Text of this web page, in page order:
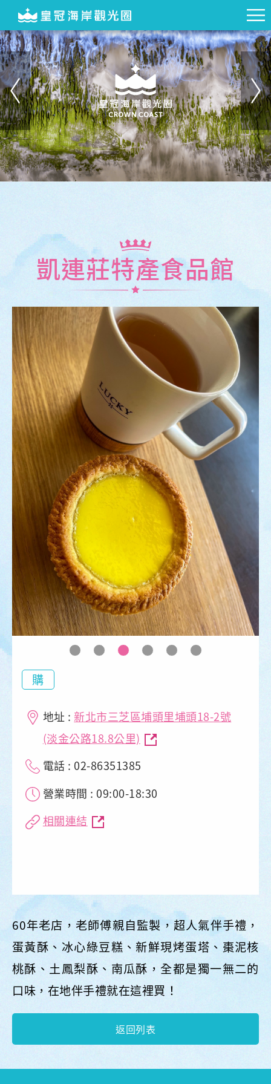
凱連莊特產食品館
購
地址 : 新北市三芝區埔頭里埔頭18-2號
(淡金公路18.8公里)
電話 : 02-86351385
營業時間 : 09:00-18:30
相關連結
60年老店，老師傅親自監製，超人氣伴手禮，
蛋黃酥、冰心綠豆糕、新鮮現烤蛋塔、棗泥核
桃酥、土鳳梨酥、南瓜酥，全都是獨一無二的
口味，在地伴手禮就在這裡買！
返回列表